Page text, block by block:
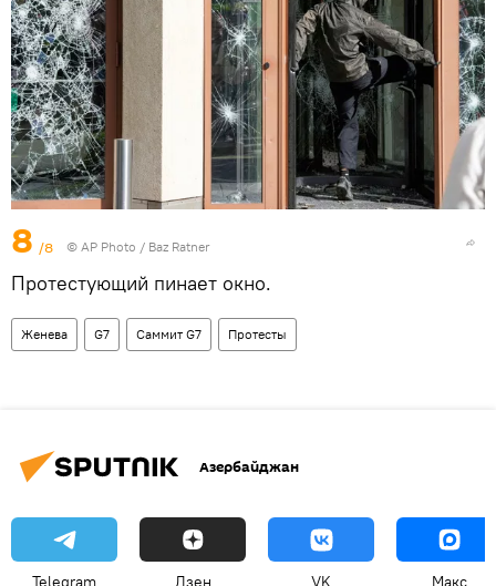
8 /8 © AP Photo / Baz Ratner
Протестующий пинает окно.
Женева G7 Саммит G7 Протесты
Азербайджан
Telegram Дзен VK Макс